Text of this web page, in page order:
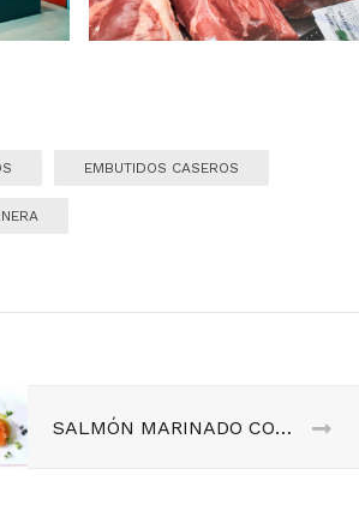
EMBUTIDOS CASEROS
SALMÓN MARINADO CON SALSA DE AGUACATE.